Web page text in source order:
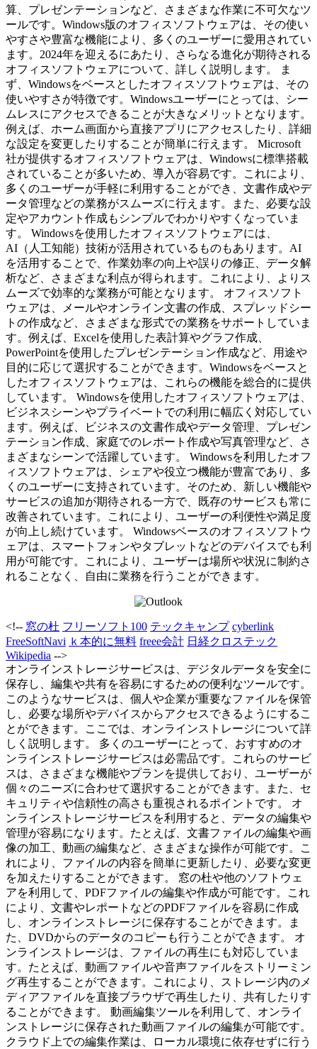
算、プレゼンテーションなど、さまざまな作業に不可欠なツ
ールです。Windows版のオフィスソフトウェアは、その使い
やすさや豊富な機能により、多くのユーザーに愛用されてい
ます。2024年を迎えるにあたり、さらなる進化が期待される
オフィスソフトウェアについて、詳しく説明します。 ま
ず、Windowsをベースとしたオフィスソフトウェアは、その
使いやすさが特徴です。Windowsユーザーにとっては、シー
ムレスにアクセスできることが大きなメリットとなります。
例えば、ホーム画面から直接アプリにアクセスしたり、詳細
な設定を変更したりすることが簡単に行えます。 Microsoft
社が提供するオフィスソフトウェアは、Windowsに標準搭載
されていることが多いため、導入が容易です。これにより、
多くのユーザーが手軽に利用することができ、文書作成やデ
ータ管理などの業務がスムーズに行えます。また、必要な設
定やアカウント作成もシンプルでわかりやすくなっていま
す。 Windowsを使用したオフィスソフトウェアには、
AI（人工知能）技術が活用されているものもあります。AI
を活用することで、作業効率の向上や誤りの修正、データ解
析など、さまざまな利点が得られます。これにより、よりス
ムーズで効率的な業務が可能となります。 オフィスソフト
ウェアは、メールやオンライン文書の作成、スプレッドシー
トの作成など、さまざまな形式での業務をサポートしていま
す。例えば、Excelを使用した表計算やグラフ作成、
PowerPointを使用したプレゼンテーション作成など、用途や
目的に応じて選択することができます。Windowsをベースと
したオフィスソフトウェアは、これらの機能を総合的に提供
しています。 Windowsを使用したオフィスソフトウェアは、
ビジネスシーンやプライベートでの利用に幅広く対応してい
ます。例えば、ビジネスの文書作成やデータ管理、プレゼン
テーション作成、家庭でのレポート作成や写真管理など、さ
まざまなシーンで活躍しています。 Windowsを利用したオフ
ィスソフトウェアは、シェアや役立つ機能が豊富であり、多
くのユーザーに支持されています。そのため、新しい機能や
サービスの追加が期待される一方で、既存のサービスも常に
改善されています。これにより、ユーザーの利便性や満足度
が向上し続けています。 Windowsベースのオフィスソフトウ
ェアは、スマートフォンやタブレットなどのデバイスでも利
用が可能です。これにより、ユーザーは場所や状況に制約さ
れることなく、自由に業務を行うことができます。
<!-- 窓の杜 フリーソフト100 テックキャンプ cyberlink
FreeSoftNavi ｋ本的に無料 freee会計 日経クロステック
Wikipedia -->
オンラインストレージサービスは、デジタルデータを安全に
保存し、編集や共有を容易にするための便利なツールです。
このようなサービスは、個人や企業が重要なファイルを保管
し、必要な場所やデバイスからアクセスできるようにするこ
とができます。ここでは、オンラインストレージについて詳
しく説明します。 多くのユーザーにとって、おすすめのオ
ンラインストレージサービスは必需品です。これらのサービ
スは、さまざまな機能やプランを提供しており、ユーザーが
個々のニーズに合わせて選択することができます。また、セ
キュリティや信頼性の高さも重視されるポイントです。 オ
ンラインストレージサービスを利用すると、データの編集や
管理が容易になります。たとえば、文書ファイルの編集や画
像の加工、動画の編集など、さまざまな操作が可能です。こ
れにより、ファイルの内容を簡単に更新したり、必要な変更
を加えたりすることができます。 窓の杜や他のソフトウェ
アを利用して、PDFファイルの編集や作成が可能です。これ
により、文書やレポートなどのPDFファイルを容易に作成
し、オンラインストレージに保存することができます。ま
た、DVDからのデータのコピーも行うことができます。 オ
ンラインストレージは、ファイルの再生にも対応していま
す。たとえば、動画ファイルや音声ファイルをストリーミン
グ再生することができます。これにより、ストレージ内のメ
ディアファイルを直接ブラウザで再生したり、共有したりす
ることができます。 動画編集ツールを利用して、オンライ
ンストレージに保存された動画ファイルの編集が可能です。
クラウド上での編集作業は、ローカル環境に依存せずに行う